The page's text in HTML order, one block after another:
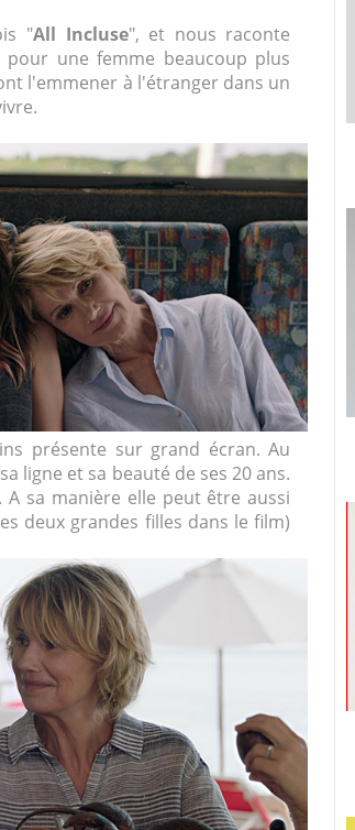
"All Incluse", et nous raconte
une femme beaucoup plus
l'emmener à l'étranger dans un
présente sur grand écran. Au
ligne et sa beauté de ses 20 ans.
sa manière elle peut être aussi
deux grandes filles dans le film)